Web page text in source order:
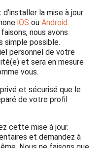
la mise à jour
iOS ou Android.
nous avons
simple possible.
personnel de votre
et sera en mesure
vous.
et sécurisé que le
de votre profil
cette mise à jour.
et demandez à